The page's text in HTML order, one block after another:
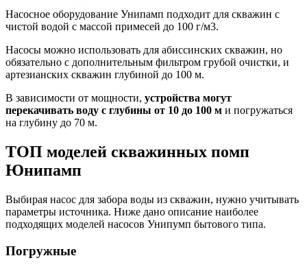
Насосное оборудование Унипамп подходит для скважин с
чистой водой с массой примесей до 100 г/м3.
Насосы можно использовать для абиссинских скважин, но
обязательно с дополнительным фильтром грубой очистки, и
артезианских скважин глубиной до 100 м.
В зависимости от мощности, устройства могут
перекачивать воду с глубины от 10 до 100 м и погружаться
на глубину до 70 м.
ТОП моделей скважинных помп
Юнипамп
Выбирая насос для забора воды из скважин, нужно учитывать
параметры источника. Ниже дано описание наиболее
подходящих моделей насосов Унипумп бытового типа.
Погружные